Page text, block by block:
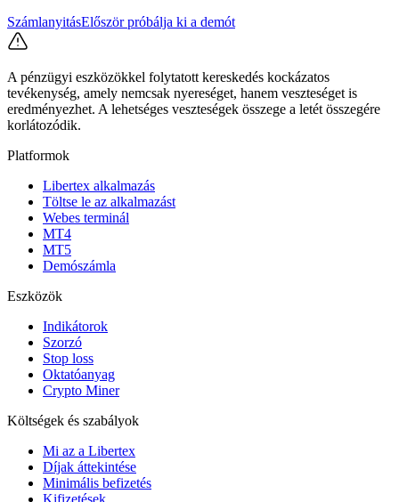
SzámlanyitásElőször próbálja ki a demót
A pénzügyi eszközökkel folytatott kereskedés kockázatos
tevékenység, amely nemcsak nyereséget, hanem veszteséget is
eredményezhet. A lehetséges veszteségek összege a letét összegére
korlátozódik.
Platformok
Libertex alkalmazás
Töltse le az alkalmazást
Webes terminál
MT4
MT5
Demószámla
Eszközök
Indikátorok
Szorzó
Stop loss
Oktatóanyag
Crypto Miner
Költségek és szabályok
Mi az a Libertex
Díjak áttekintése
Minimális befizetés
Kifizetések